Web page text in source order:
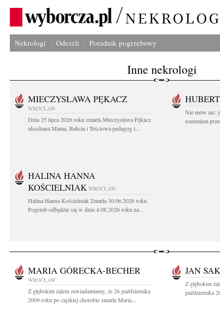
Nekrologi Odeszli Poradnik pogrzebowy
Inne nekrologi
MIECZYSŁAWA PĘKACZ
WROCŁAW
Dnia 25 lipca 2026 roku zmarła Mieczysława Pękacz
ukochana Mama, Babcia i Teściowa pedagog i...
Nie mów nic:
rozumiem
HALINA HANNA
KOŚCIELNIAK WROCŁAW
Halina Hanna Kościelniak Zmarła 30.06.2026 roku
Pogrzeb odbędzie się w dniu 4.08.2026 roku na...
MARIA GÓRECKA-BECHER
WROCŁAW
Z głębokim żalem zawiadamiamy, że 26 października
2009 roku po ciężkiej chorobie zmarła Maria...
JAN
Z głębokim
października